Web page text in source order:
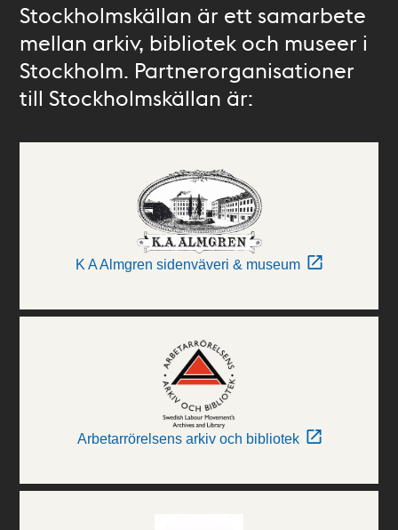
Stockholmskällan är ett samarbete
mellan arkiv, bibliotek och museer i
Stockholm. Partnerorganisationer
till Stockholmskällan är:
K A Almgren sidenväveri & museum
Arbetarrörelsens arkiv och bibliotek